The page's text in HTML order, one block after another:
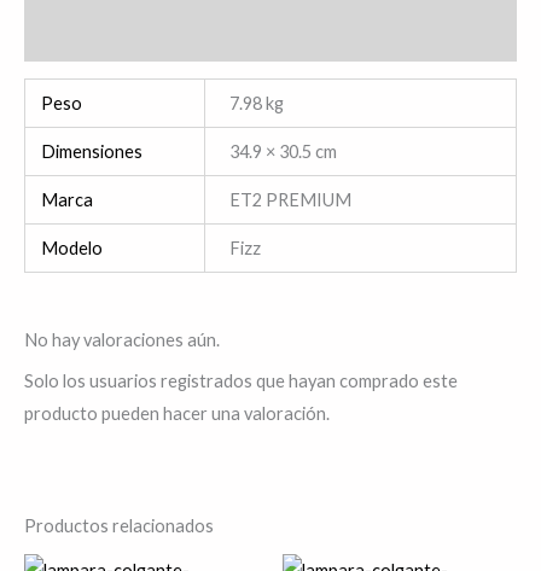
Peso 7.98 kg
Dimensiones 34.9 × 30.5 cm
Marca ET2 PREMIUM
Modelo Fizz
No hay valoraciones aún.
Solo los usuarios registrados que hayan comprado este
producto pueden hacer una valoración.
Productos relacionados